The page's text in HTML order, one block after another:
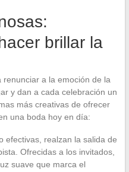
brillar la
a la emoción de la
y dan a cada celebración un
más creativas de ofrecer
una boda hoy en día:
efectivas, realzan la salida de
Ofrecidas a los invitados,
suave que marca el